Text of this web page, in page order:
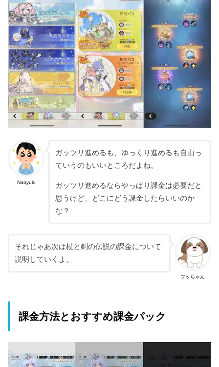
Naoyuki
ガッツリ進めるも、ゆっくり進めるも自由っ
ていうのもいいところだよね。
ガッツリ進めるならやっぱり課金は必要だと
思うけど、どこにどう課金したらいいのか
な？
フッちゃん
それじゃあ次は杖と剣の伝説の課金について
説明していくよ。
課金方法とおすすめ課金パック